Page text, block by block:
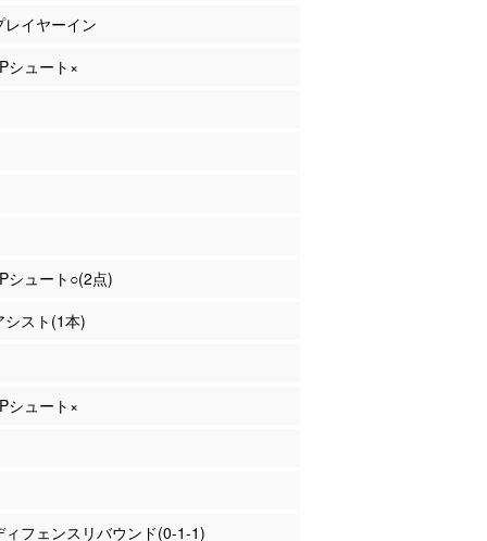
イヤーイン
シュート×
シュート○(2点)
スト(1本)
シュート×
ィフェンスリバウンド(0-1-1)